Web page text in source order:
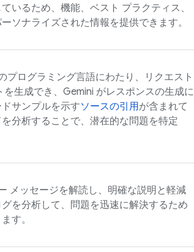
いるため、機能、ベスト プラクティス、
ソナライズされた情報を提供できます。
プログラミング言語にわたり、リクエスト
生成でき、Gemini がレスポンスの生成に
サンプルを示すソースの引用が含まれて
分析することで、潜在的な問題を特定
メッセージを解読し、明確な説明と軽減
を分析して、問題を迅速に解決するため
す。